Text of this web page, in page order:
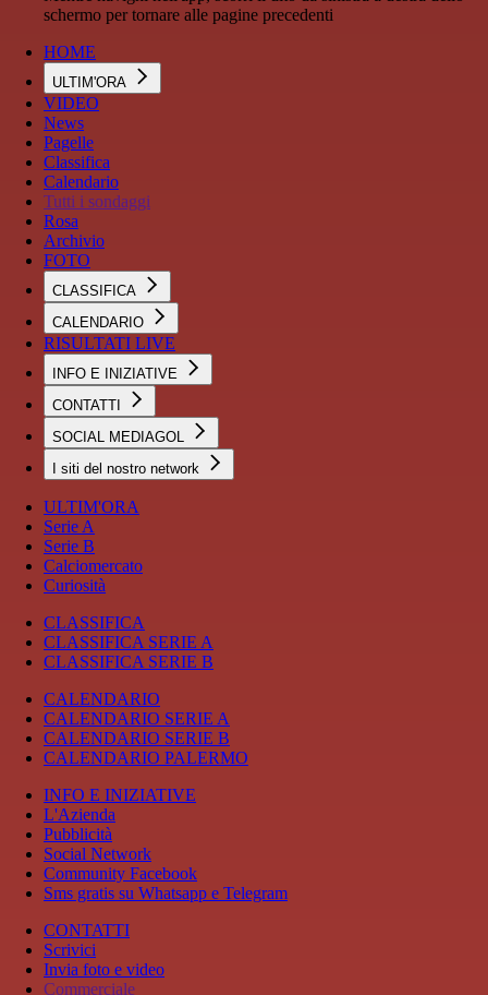
schermo per tornare alle pagine precedenti
HOME
ULTIM'ORA
VIDEO
News
Pagelle
Classifica
Calendario
Tutti i sondaggi
Rosa
Archivio
FOTO
CLASSIFICA
CALENDARIO
RISULTATI LIVE
INFO E INIZIATIVE
CONTATTI
SOCIAL MEDIAGOL
I siti del nostro network
ULTIM'ORA
Serie A
Serie B
Calciomercato
Curiosità
CLASSIFICA
CLASSIFICA SERIE A
CLASSIFICA SERIE B
CALENDARIO
CALENDARIO SERIE A
CALENDARIO SERIE B
CALENDARIO PALERMO
INFO E INIZIATIVE
L'Azienda
Pubblicità
Social Network
Community Facebook
Sms gratis su Whatsapp e Telegram
CONTATTI
Scrivici
Invia foto e video
Commerciale